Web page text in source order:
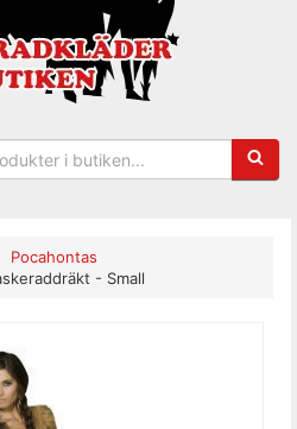
Pocahontas
- Small